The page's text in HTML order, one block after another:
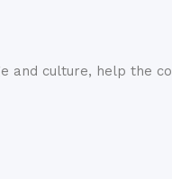
and culture, help the